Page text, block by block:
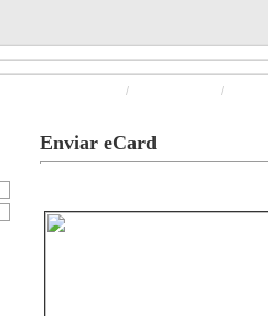
/ /
Enviar eCard